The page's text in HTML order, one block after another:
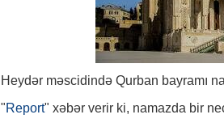
Heydər məscidində Qurban bayramı
"Report" xəbər verir ki, namazda bir